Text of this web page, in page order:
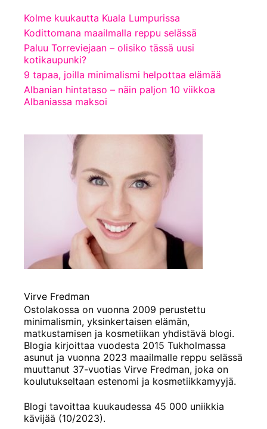
Kolme kuukautta Kuala Lumpurissa
Kodittomana maailmalla reppu selässä
Paluu Torreviejaan – olisiko tässä uusi
kotikaupunki?
9 tapaa, joilla minimalismi helpottaa elämää
Albanian hintataso – näin paljon 10 viikkoa
Albaniassa maksoi
Virve Fredman
Ostolakossa on vuonna 2009 perustettu
minimalismin, yksinkertaisen elämän,
matkustamisen ja kosmetiikan yhdistävä blogi.
Blogia kirjoittaa vuodesta 2015 Tukholmassa
asunut ja vuonna 2023 maailmalle reppu selässä
muuttanut 37-vuotias Virve Fredman, joka on
koulutukseltaan estenomi ja kosmetiikkamyyjä.
Blogi tavoittaa kuukaudessa 45 000 uniikkia
kävijää (10/2023).